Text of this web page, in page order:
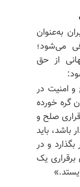
به‌عنوان
می‌شود؛
از حق
امنیت در
گره خورده
صلح و
باشد، باید
و در
برقراری یک